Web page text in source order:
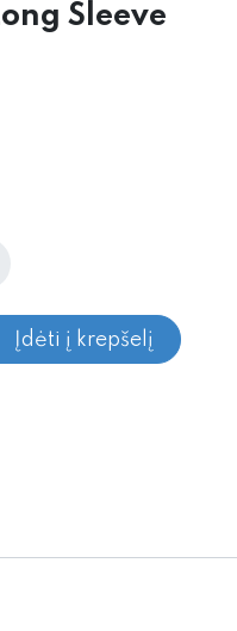
Sleeve
Įdėti į krepšelį